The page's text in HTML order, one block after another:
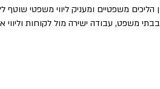
הליכים משפטיים ומעניק ליווי משפטי שוטף
משפט, עבודה ישירה מול לקוחות